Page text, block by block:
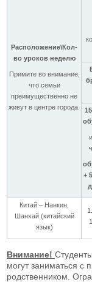
Расположение\Кол-
во уроков неделю
Примите во внимание,
что семьи
преимущественно не
живут в центре города.
+
Китай – Нанкин,
Шанхай (китайский
язык)
Внимание!
могут заниматься
родственником.